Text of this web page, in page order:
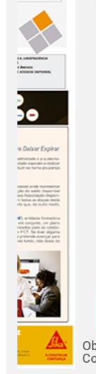
Obras,
Construção